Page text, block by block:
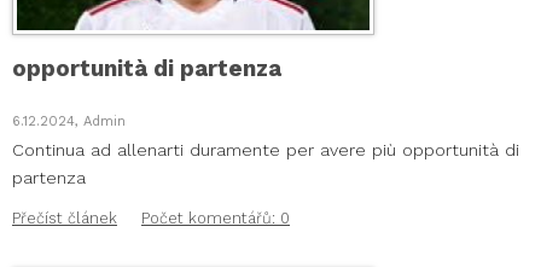
opportunità di partenza
6.12.2024, Admin
Continua ad allenarti duramente per avere più opportunità di
partenza
Přečíst článek Počet komentářů: 0